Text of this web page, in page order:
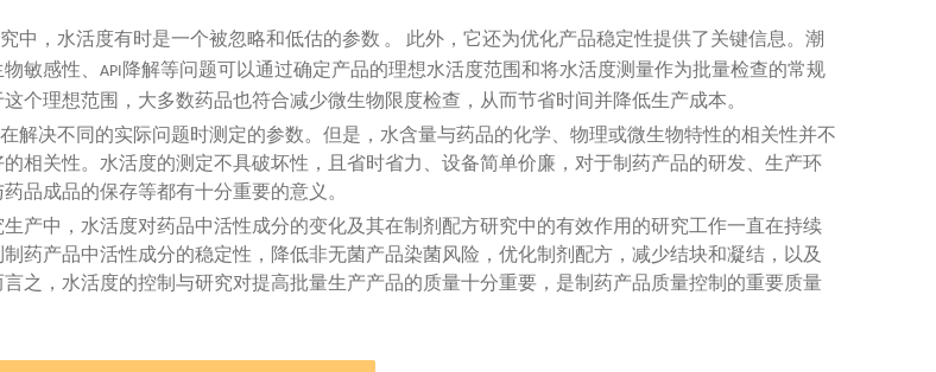
中，水活度有时是一个被忽略和低估的参数 。
此外，它还为优化产品稳定性提供了关键信息。潮
敏感性、 API 降解等问题可以通过确定产品的理想水活度范围和将水活度测量作为批量检查的常规
个理想范围，大多数药品也符合减少微生物限度检查，从而节省时间并降低生产成本。
解决不同的实际问题时测定的参数。但是，水含量与药品的化学、物理或微生物特性的相关性并不
相关性。水活度的测定不具破坏性，且省时省力、设备简单价廉，对于制药产品的研发、生产环
品成品的保存等都有十分重要的意义。
产中，水活度对药品中活性成分的变化及其在制剂配方研究中的有效作用的研究工作一直在持续
药产品中活性成分的稳定性，降低非无菌产品染菌风险，优化制剂配方，减少结块和凝结，以及
之，水活度的控制与研究对提高批量生产产品的质量十分重要，是制药产品质量控制的重要质量